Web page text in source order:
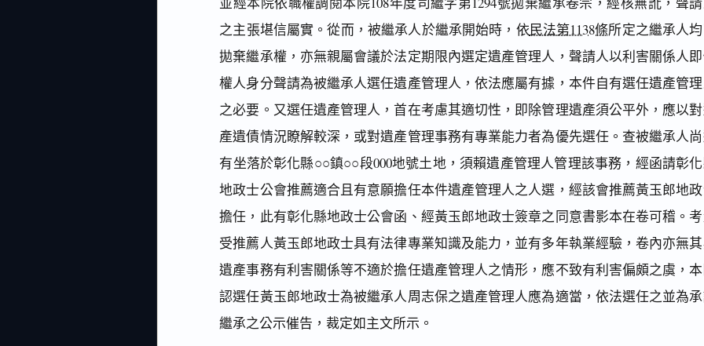
之主張堪信屬實。從而，被繼承人於繼承開始時，依民法第1138條所定之繼承人
拋棄繼承權，亦無親屬會議於法定期限內選定遺產管理人，聲請人以利害關係人
權人身分聲請為被繼承人選任遺產管理人，依法應屬有據，本件自有選任遺產管
之必要。又選任遺產管理人，首在考慮其適切性，即除管理遺產須公平外，應以
產遺債情況瞭解較深，或對遺產管理事務有專業能力者為優先選任。查被繼承人
有坐落於彰化縣○○鎮○○段000地號土地，須賴遺產管理人管理該事務，經函請彰
地政士公會推薦適合且有意願擔任本件遺產管理人之人選，經該會推薦黃玉郎地
擔任，此有彰化縣地政士公會函、經黃玉郎地政士簽章之同意書影本在卷可稽。
受推薦人黃玉郎地政士具有法律專業知識及能力，並有多年執業經驗，卷內亦無
遺產事務有利害關係等不適於擔任遺產管理人之情形，應不致有利害偏頗之虞，
認選任黃玉郎地政士為被繼承人周志保之遺產管理人應為適當，依法選任之並為
繼承之公示催告，裁定如主文所示。